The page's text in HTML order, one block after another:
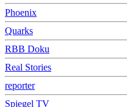
Phoenix
Quarks
RBB Doku
Real Stories
reporter
Spiegel TV